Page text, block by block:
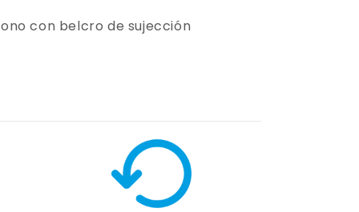
con belcro de sujección